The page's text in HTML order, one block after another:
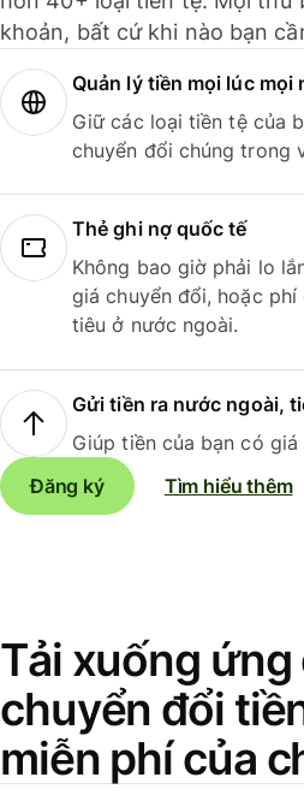
khoản, bất cứ khi nào bạn
Quản lý tiền mọi lúc mọi
Giữ các loại tiền tệ của
chuyển đổi chúng trong
Thẻ ghi nợ quốc tế
Không bao giờ phải lo
giá chuyển đổi, hoặc
tiêu ở nước ngoài.
Gửi tiền ra nước ngoài,
Giúp tiền của bạn có
Đăng ký
Tìm hiểu thêm
Tải xuống ứng
chuyển đổi
miễn phí của